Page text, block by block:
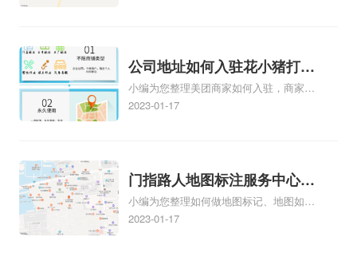
知识，详情可查看下方正文！
公司地址如何入驻花小猪打车
地图标记？指路人地图标注服
务中心铺如何入驻花小猪打车
小编为您整理美团商家如何入驻，商家入
驻教程、商家如何入驻地图、如何入驻
2023-01-17
门指路人地图标注服务中心如
何做花小猪打车地图位置标
记？门指路人地图标注服务中
小编为您整理如何做地图标记、地图如何
做标记、so搜街景中如何做标记、360e启
2023-01-17